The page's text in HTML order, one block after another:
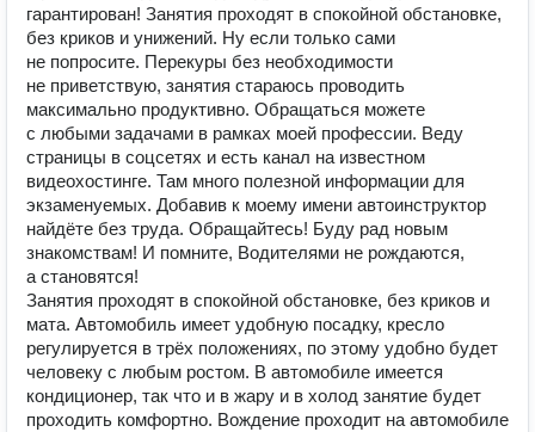
гарантирован! Занятия проходят в спокойной обстановке,
без криков и унижений. Ну если только сами
не попросите. Перекуры без необходимости
не приветствую, занятия стараюсь проводить
максимально продуктивно. Обращаться можете
с любыми задачами в рамках моей профессии. Веду
страницы в соцсетях и есть канал на известном
видеохостинге. Там много полезной информации для
экзаменуемых. Добавив к моему имени автоинструктор
найдёте без труда. Обращайтесь! Буду рад новым
знакомствам! И помните, Водителями не рождаются,
а становятся!
Занятия проходят в спокойной обстановке, без криков и
мата. Автомобиль имеет удобную посадку, кресло
регулируется в трёх положениях, по этому удобно будет
человеку с любым ростом. В автомобиле имеется
кондиционер, так что и в жару и в холод занятие будет
проходить комфортно. Вождение проходит на автомобиле